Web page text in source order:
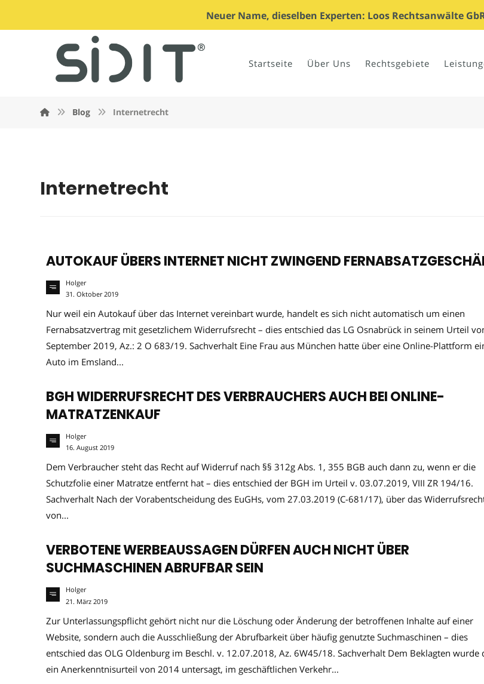
Neuer Name, dieselben Experten: Loos Rechtsanwälte
Startseite Über Uns Rechtsgebiete
Blog Internetrecht
Internetrecht
AUTOKAUF ÜBERS INTERNET NICHT ZWINGEND
Holger
31. Oktober 2019
Nur weil ein Autokauf über das Internet vereinbart wurde, handelt es sich nicht automatisch um einen
Fernabsatzvertrag mit gesetzlichem Widerrufsrecht – dies entschied das LG Osnabrück in seinem Urteil
September 2019, Az.: 2 O 683/19. Sachverhalt Eine Frau aus München hatte über eine Online-Plattform
Auto im Emsland...
BGH WIDERRUFSRECHT DES VERBRAUCHERS AUCH BEI ONLINE-
MATRATZENKAUF
Holger
16. August 2019
Dem Verbraucher steht das Recht auf Widerruf nach §§ 312g Abs. 1, 355 BGB auch dann zu, wenn er die
Schutzfolie einer Matratze entfernt hat – dies entschied der BGH im Urteil v. 03.07.2019, VIII ZR 194/16.
Sachverhalt Nach der Vorabentscheidung des EuGHs, vom 27.03.2019 (C-681/17), über das
von...
VERBOTENE WERBEAUSSAGEN DÜRFEN AUCH NICHT ÜBER
SUCHMASCHINEN ABRUFBAR SEIN
Holger
21. März 2019
Zur Unterlassungspflicht gehört nicht nur die Löschung oder Änderung der betroffenen Inhalte auf einer
Website, sondern auch die Ausschließung der Abrufbarkeit über häufig genutzte Suchmaschinen – dies
entschied das OLG Oldenburg im Beschl. v. 12.07.2018, Az. 6W45/18. Sachverhalt Dem Beklagten wurde
ein Anerkenntnisurteil von 2014 untersagt, im geschäftlichen Verkehr...